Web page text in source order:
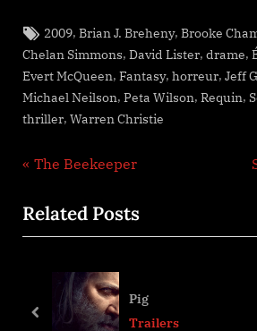
Tags:
2009,Brian J. Breheny,Brooke
Chelan Simmons, David Lister, drame,
Evert McQueen, Fantasy, horreur, Jeff
Michael Neilson, Peta Wilson, Requin,
thriller, Warren Christie
Navigation
de
l’article
P
e
v
u
The Beekeeper
t
Related Posts
Pig
Trailers
prev